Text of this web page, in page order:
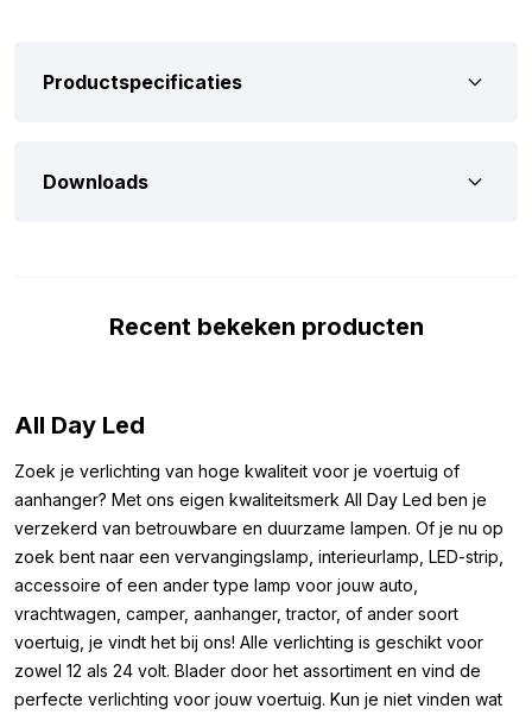
je auto, vrachtwagen, camper of trailer. Let op: om te passen,
Om zeker te weten dat de BA15S LED lamp rood geschikt is
betekent dat hij geen storingen veroorzaakt op bijvoorbeeld je
Om er zeker van te zijn dat je de BA15S LED lamp rood kunt
monteren waar je wilt, hebben we hieronder de afmetingen
genoteerd. De afmetingen van deze rode LED lamp met bajonet
aansluiting zijn als volgt:
Lengte: 39 mm
Breedte top: 20 mm
Breedte onder: 15 mm
Productspecificaties
Downloads
Recent bekeken producten
All Day Led
Zoek je verlichting van hoge kwaliteit voor je voertuig of
aanhanger? Met ons eigen kwaliteitsmerk All Day Led ben je
verzekerd van betrouwbare en duurzame lampen. Of je nu op
zoek bent naar een vervangingslamp, interieurlamp, LED-strip,
accessoire of een ander type lamp voor jouw auto,
vrachtwagen, camper, aanhanger, tractor, of ander soort
voertuig, je vindt het bij ons! Alle verlichting is geschikt voor
zowel 12 als 24 volt. Blader door het assortiment en vind de
perfecte verlichting voor jouw voertuig. Kun je niet vinden wat